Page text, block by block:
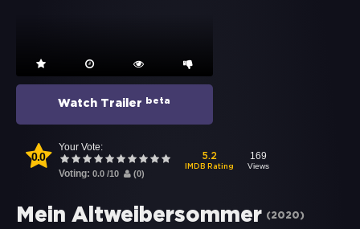
Watch Trailer beta
0.0
Your Vote:
Voting: 0.0 /10 (0)
5.2
IMDB Rating
169
Views
Mein Altweibersommer (2020)